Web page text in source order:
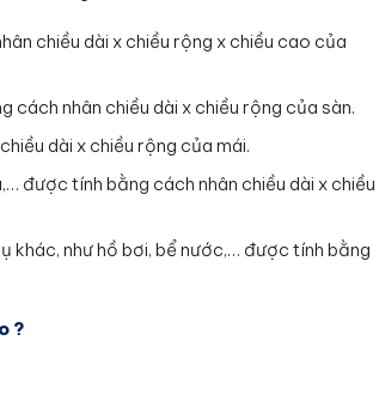
chiều dài x chiều rộng x chiều cao của
nhân chiều dài x chiều rộng của sàn.
dài x chiều rộng của mái.
được tính bằng cách nhân chiều dài x chiều
khác, như hồ bơi, bể nước,… được tính bằng
?